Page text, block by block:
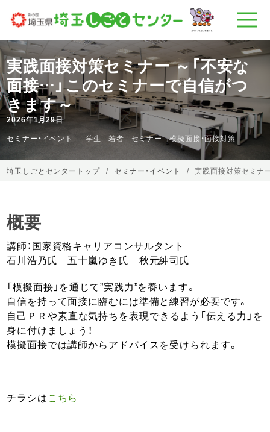
実践面接対策セミナー ～「不安な
面接…」このセミナーで自信がつ
きます～
2026年1月29日
セミナー・イベント
学生 若者 セミナー 模擬面接・面接対策
埼玉しごとセンタートップ セミナー・イベント 実践面接対策セミナ
概要
講師：国家資格キャリアコンサルタント
石川浩乃氏 五十嵐ゆき氏 秋元紳司氏
「模擬面接」を通じて”実践力”を養います。
自信を持って面接に臨むには準備と練習が必要です。
自己ＰＲや素直な気持ちを表現できるよう「伝える力」を
身に付けましょう！
模擬面接では講師からアドバイスを受けられます。
チラシはこちら